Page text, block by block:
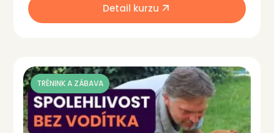
Detail kurzu
TRÉNINK A ZÁBAVA